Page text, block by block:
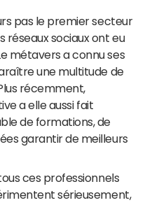
pas le premier secteur
réseaux sociaux ont eu
métavers a connu ses
une multitude de
récemment,
a elle aussi fait
de formations, de
garantir de meilleurs
ces professionnels
sérieusement,